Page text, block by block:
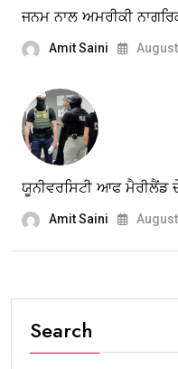
ਜਨਮ ਨਾਲ ਅਮਰੀਕੀ
Amit Saini
ਯੂਨੀਵਰਸਿਟੀ ਆਫ
Amit Saini
Search